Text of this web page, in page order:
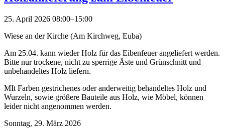
25. April 2026 08:00–15:00
Wiese an der Kirche (Am Kirchweg, Euba)
Am 25.04. kann wieder Holz für das Eibenfeuer angeliefert werden.
Bitte nur trockene, nicht zu sperrige Äste und Grünschnitt und
unbehandeltes Holz liefern.
MIt Farben gestrichenes oder anderweitig behandeltes Holz und
Wurzeln, sowie größere Bauteile aus Holz, wie Möbel, können
leider nicht angenommen werden.
Sonntag, 29. März 2026